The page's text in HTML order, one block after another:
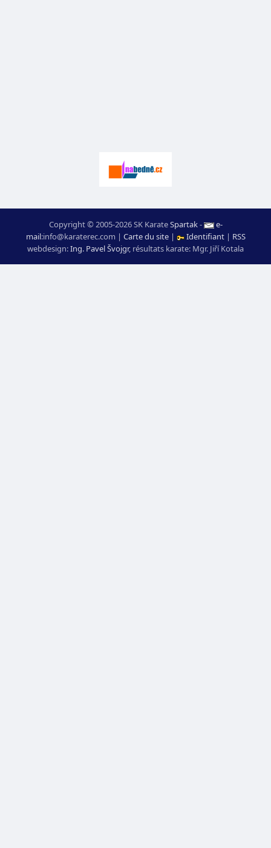
Copyright © 2005-2026 SK KarateSpartak-
e-
mail:moc.ceretarak@ofni | Carte du site| Identifiant | RSS
webdesign:Ing. Pavel Švojgr, résultats karate: Mgr. Jiří Kotala